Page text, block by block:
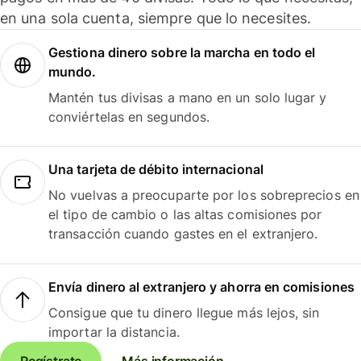
en una sola cuenta, siempre que lo necesites.
Gestiona dinero sobre la marcha en todo el
mundo.
Mantén tus divisas a mano en un solo lugar y
conviértelas en segundos.
Una tarjeta de débito internacional
No vuelvas a preocuparte por los sobreprecios en
el tipo de cambio o las altas comisiones por
transacción cuando gastes en el extranjero.
Envía dinero al extranjero y ahorra en comisiones
Consigue que tu dinero llegue más lejos, sin
importar la distancia.